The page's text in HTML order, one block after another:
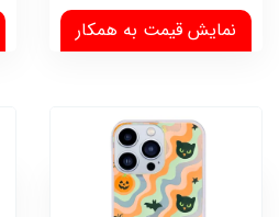
نمایش قیمت به همکار